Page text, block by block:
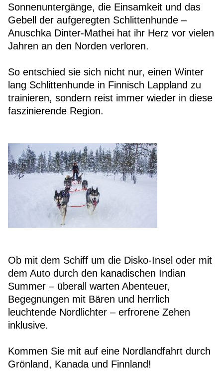
Sonnenuntergänge, die Einsamkeit und das
Gebell der aufgeregten Schlittenhunde –
Anuschka Dinter-Mathei hat ihr Herz vor vielen
Jahren an den Norden verloren.
So entschied sie sich nicht nur, einen Winter
lang Schlittenhunde in Finnisch Lappland zu
trainieren, sondern reist immer wieder in diese
faszinierende Region.
Ob mit dem Schiff um die Disko-Insel oder mit
dem Auto durch den kanadischen Indian
Summer – überall warten Abenteuer,
Begegnungen mit Bären und herrlich
leuchtende Nordlichter – erfrorene Zehen
inklusive.
Kommen Sie mit auf eine Nordlandfahrt durch
Grönland, Kanada und Finnland!